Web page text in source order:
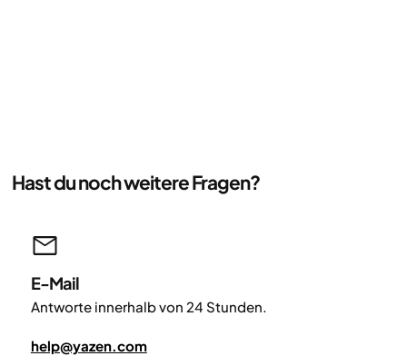
Hast du noch weitere Fragen?
E-Mail
Antworte innerhalb von 24 Stunden.
help@yazen.com